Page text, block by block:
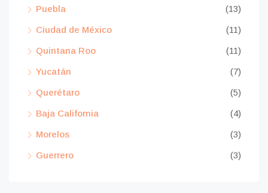
Puebla (13)
Ciudad de México (11)
Quintana Roo (11)
Yucatán (7)
Querétaro (5)
Baja California (4)
Morelos (3)
Guerrero (3)